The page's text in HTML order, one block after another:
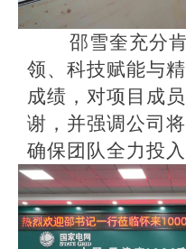
邵雪奎充分
领、科技赋能与
成绩，对项目成
谢，并强调公司
确保团队全力投入